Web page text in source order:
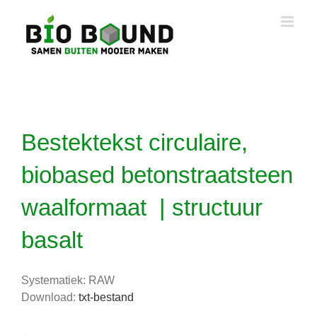
inhoud
Bestektekst circulaire,
biobased betonstraatsteen
waalformaat | structuur
basalt
Systematiek: RAW
Download: txt-bestand